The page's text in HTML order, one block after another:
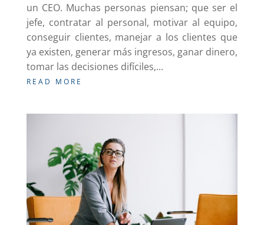
un CEO. Muchas personas piensan; que ser el
jefe, contratar al personal, motivar al equipo,
conseguir clientes, manejar a los clientes que
ya existen, generar más ingresos, ganar dinero,
tomar las decisiones difíciles,...
READ MORE